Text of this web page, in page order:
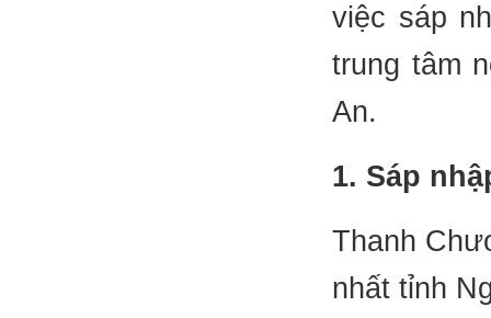
việc sáp
trung tâm
An.
1. Sáp
Thanh
nhất tỉnh